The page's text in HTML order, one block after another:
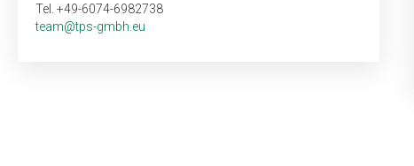
Tel. +49-6074-6982738
team@tps-gmbh.eu